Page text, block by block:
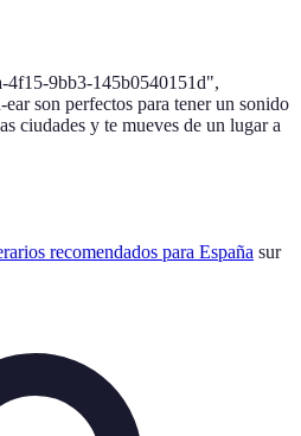
9bb3-145b0540151d",
son perfectos para tener un sonido
ciudades y te mueves de un lugar a
recomendados para España sur